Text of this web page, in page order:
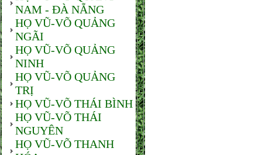
NAM - ĐÀ NẴNG
HỌ VŨ-VÕ QUẢNG
NGÃI
HỌ VŨ-VÕ QUẢNG
NINH
HỌ VŨ-VÕ QUẢNG
TRỊ
HỌ VŨ-VÕ THÁI BÌNH
HỌ VŨ-VÕ THÁI
NGUYÊN
HỌ VŨ-VÕ THANH